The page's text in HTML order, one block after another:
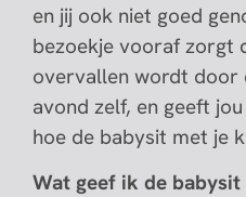
en jij ook niet goed
bezoekje vooraf zorgt
overvallen wordt door
avond zelf, en geeft
hoe de babysit met je
Wat geef ik de